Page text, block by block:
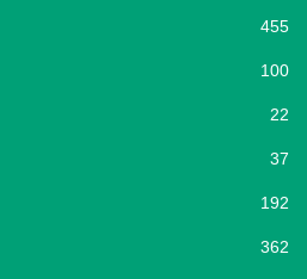
455
100
22
37
192
362